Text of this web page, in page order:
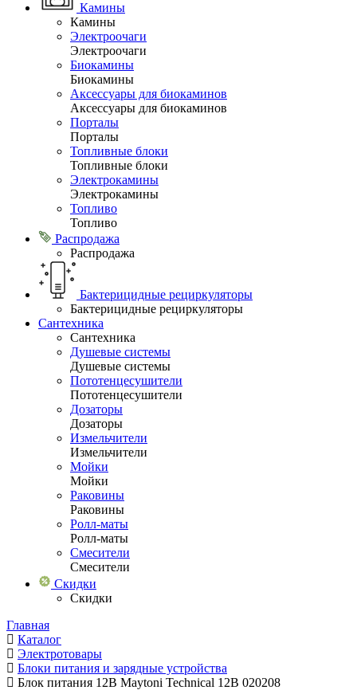
Камины
Камины
Электроочаги
Электроочаги
Биокамины
Биокамины
Аксессуары для биокаминов
Аксессуары для биокаминов
Порталы
Порталы
Топливные блоки
Топливные блоки
Электрокамины
Электрокамины
Топливо
Топливо
Распродажа
Распродажа
Бактерицидные рециркуляторы
Бактерицидные рециркуляторы
Сантехника
Сантехника
Душевые системы
Душевые системы
Пототенцесушители
Пототенцесушители
Дозаторы
Дозаторы
Измельчители
Измельчители
Мойки
Мойки
Раковины
Раковины
Ролл-маты
Ролл-маты
Смесители
Смесители
Скидки
Скидки
Главная
Каталог
Электротовары
Блоки питания и зарядные устройства
Блок питания 12В Maytoni Technical 12В 020208